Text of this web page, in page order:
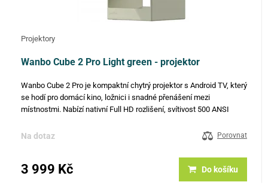
Projektory
Wanbo Cube 2 Pro Light green - projektor
Wanbo Cube 2 Pro je kompaktní chytrý projektor s Android TV, který
se hodí pro domácí kino, ložnici i snadné přenášení mezi
místnostmi. Nabízí nativní Full HD rozlišení, svítivost 500 ANSI
Na dotaz Porovnat
3 999 Kč Do košíku